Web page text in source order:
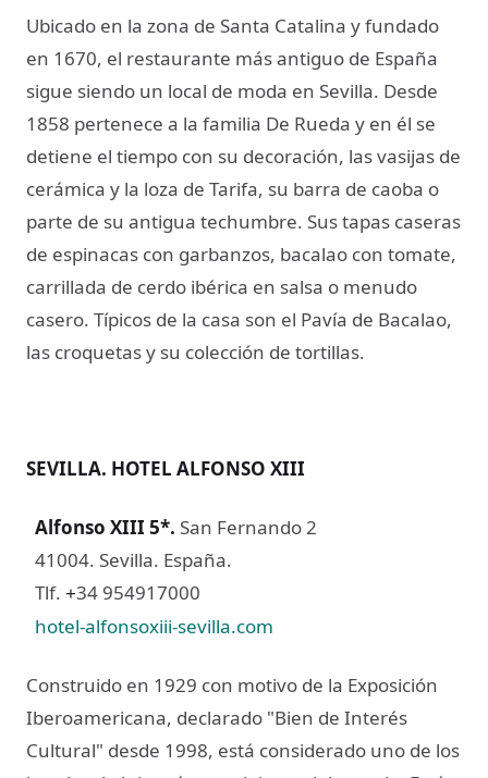
Ubicado en la zona de Santa Catalina y fundado
en 1670, el restaurante más antiguo de España
sigue siendo un local de moda en Sevilla. Desde
1858 pertenece a la familia De Rueda y en él se
detiene el tiempo con su decoración, las vasijas de
cerámica y la loza de Tarifa, su barra de caoba o
parte de su antigua techumbre. Sus tapas caseras
de espinacas con garbanzos, bacalao con tomate,
carrillada de cerdo ibérica en salsa o menudo
casero. Típicos de la casa son el Pavía de Bacalao,
las croquetas y su colección de tortillas.
SEVILLA. HOTEL ALFONSO XIII
Alfonso XIII 5*. San Fernando 2
41004. Sevilla. España.
Tlf. +34 954917000
hotel-alfonsoxiii-sevilla.com
Construido en 1929 con motivo de la Exposición
Iberoamericana, declarado "Bien de Interés
Cultural" desde 1998, está considerado uno de los